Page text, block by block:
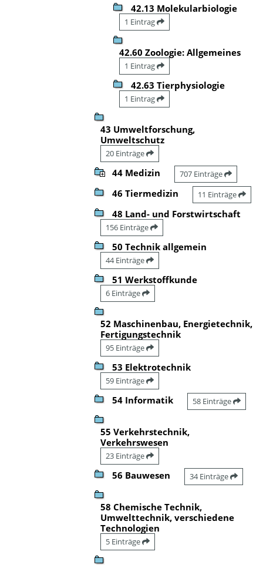
42.13 Molekularbiologie
1 Eintrag
42.60 Zoologie: Allgemeines
1 Eintrag
42.63 Tierphysiologie
1 Eintrag
43 Umweltforschung,
Umweltschutz
20 Einträge
44 Medizin 707 Einträge
46 Tiermedizin 11 Einträge
48 Land- und Forstwirtschaft
156 Einträge
50 Technik allgemein
44 Einträge
51 Werkstoffkunde
6 Einträge
52 Maschinenbau, Energietechnik,
Fertigungstechnik
95 Einträge
53 Elektrotechnik
59 Einträge
54 Informatik 58 Einträge
55 Verkehrstechnik,
Verkehrswesen
23 Einträge
56 Bauwesen 34 Einträge
58 Chemische Technik,
Umwelttechnik, verschiedene
Technologien
5 Einträge